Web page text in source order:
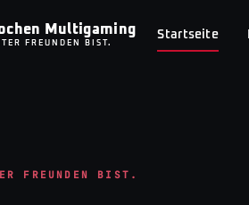
Multigaming
FREUNDEN BIST.
Startseite
FREUNDEN BIST.